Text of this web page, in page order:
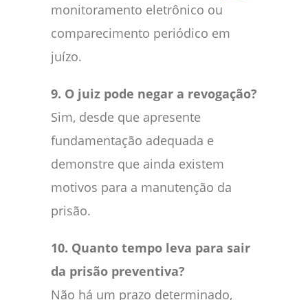
monitoramento eletrônico ou
comparecimento periódico em
juízo.
9. O juiz pode negar a revogação?
Sim, desde que apresente
fundamentação adequada e
demonstre que ainda existem
motivos para a manutenção da
prisão.
10. Quanto tempo leva para sair
da prisão preventiva?
Não há um prazo determinado,